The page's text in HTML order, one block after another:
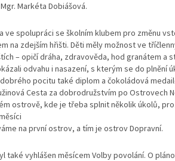
Markéta Dobiášová.
ve spolupráci se školním klubem pro změnu
na zdejším hřišti. Děti měly možnost ve
– opičí dráha, zdravověda, hod granátem a
odvahu i nasazení, s kterým se do plnění
pocitu také diplom a čokoládová
Cesta za dobrodružstvím po Ostrovech
ostrově, kde je třeba splnit několik úkolů,
na první ostrov, a tím je ostrov Dopravní.
také vyhlášen měsícem Volby povolání. O